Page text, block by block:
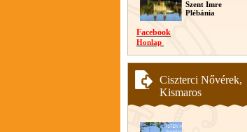
Szent Imre
Plébánia
Facebook
Honlap
Ciszterci Nővérek,
Kismaros